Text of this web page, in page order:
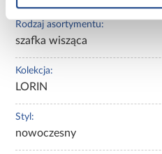
Rodzaj asortymentu:
szafka wisząca
Kolekcja:
LORIN
Styl:
nowoczesny